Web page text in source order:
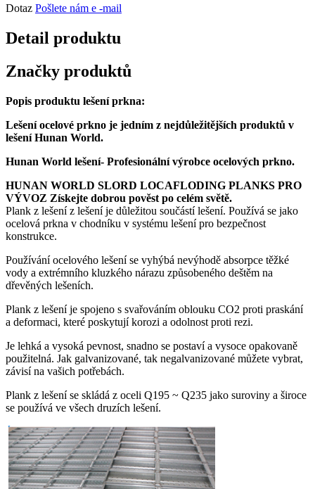
Dotaz Pošlete nám e -mail
Detail produktu
Značky produktů
Popis produktu lešení prkna:
Lešení ocelové prkno je jedním z nejdůležitějších produktů v
lešení Hunan World.
Hunan World lešení- Profesionální výrobce ocelových prkno.
HUNAN WORLD SLORD LOCAFLODING PLANKS PRO
VÝVOZ Získejte dobrou pověst po celém světě.
Plank z lešení z lešení je důležitou součástí lešení. Používá se jako
ocelová prkna v chodníku v systému lešení pro bezpečnost
konstrukce.
Používání ocelového lešení se vyhýbá nevýhodě absorpce těžké
vody a extrémního kluzkého nárazu způsobeného deštěm na
dřevěných lešeních.
Plank z lešení je spojeno s svařováním oblouku CO2 proti praskání
a deformaci, které poskytují korozi a odolnost proti rezi.
Je lehká a vysoká pevnost, snadno se postaví a vysoce opakovaně
použitelná. Jak galvanizované, tak negalvanizované můžete vybrat,
závisí na vašich potřebách.
Plank z lešení se skládá z oceli Q195 ~ Q235 jako suroviny a široce
se používá ve všech druzích lešení.